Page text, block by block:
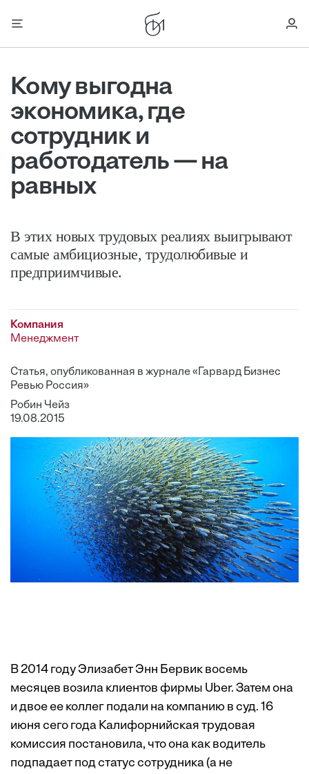
Кому выгодна
экономика, где
сотрудник и
работодатель — на
равных
В этих новых трудовых реалиях выигрывают
самые амбициозные, трудолюбивые и
предприимчивые.
Компания
Менеджмент
Статья, опубликованная в журнале «Гарвард Бизнес
Ревью Россия»
Робин Чейз
19.08.2015
В 2014 году Элизабет Энн Бервик восемь
месяцев возила клиентов фирмы Uber. Затем она
и двое ее коллег подали на компанию в суд. 16
июня сего года Калифорнийская трудовая
комиссия постановила, что она как водитель
подпадает под статус сотрудника (а не